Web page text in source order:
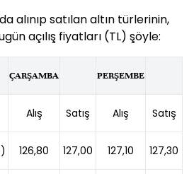
alınıp satılan altın türlerinin,
açılış fiyatları (TL) şöyle:
ÇARŞAMBA PERŞEMBE
Alış Satış Alış Satış
126,80 127,00 127,10 127,30